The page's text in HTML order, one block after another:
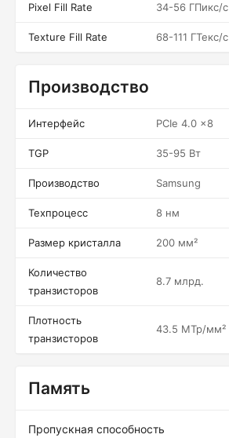
Pixel Fill Rate 34-56 ГПикс/с
Texture Fill Rate 68-111 ГТекс/с
Производство
Интерфейс PCIe 4.0 x8
TGP 35-95 Вт
Производство Samsung
Техпроцесс 8 нм
Размер кристалла 200 мм²
Количество
транзисторов
8.7 млрд.
Плотность
транзисторов
43.5 МТр/мм²
Память
Пропускная способность